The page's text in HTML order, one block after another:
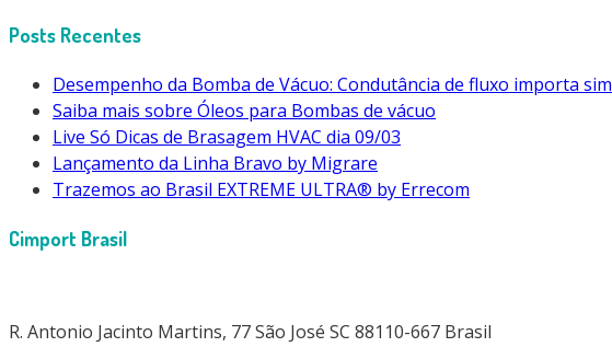
Posts Recentes
Desempenho da Bomba de Vácuo: Condutância de fluxo importa sim
Saiba mais sobre Óleos para Bombas de vácuo
Live Só Dicas de Brasagem HVAC dia 09/03
Lançamento da Linha Bravo by Migrare
Trazemos ao Brasil EXTREME ULTRA® by Errecom
Cimport Brasil
R. Antonio Jacinto Martins, 77 São José SC 88110-667 Brasil